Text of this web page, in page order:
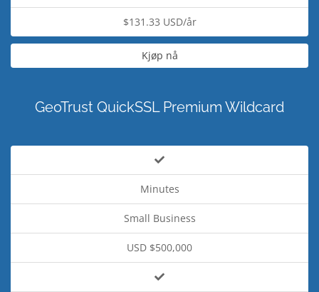
$131.33 USD/år
Kjøp nå
GeoTrust QuickSSL Premium Wildcard
Minutes
Small Business
USD $500,000